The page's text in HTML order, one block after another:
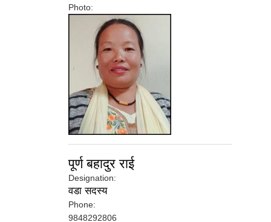
Photo:
पूर्ण बहादुर राई
Designation:
वडा सदस्य
Phone:
9848292806